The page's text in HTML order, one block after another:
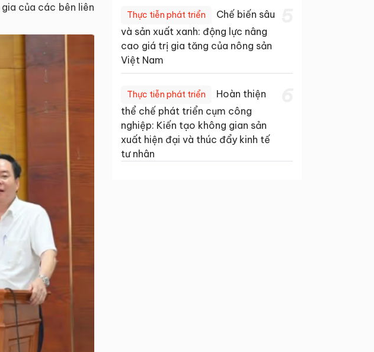
của các bên liên
Thực tiễn phát triển
Chế biến sâu
và sản xuất xanh: động lực nâng
cao giá trị gia tăng của nông sản
Việt Nam
Thực tiễn phát triển
Hoàn thiện
thể chế phát triển cụm công
nghiệp: Kiến tạo không gian sản
xuất hiện đại và thúc đẩy kinh tế
tư nhân